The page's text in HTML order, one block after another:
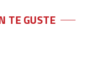
TE GUSTE